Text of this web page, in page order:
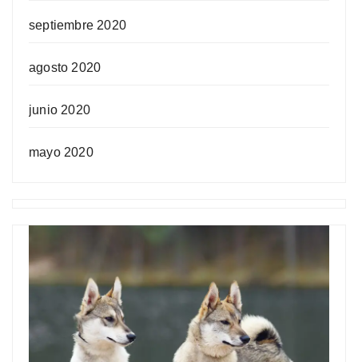
septiembre 2020
agosto 2020
junio 2020
mayo 2020